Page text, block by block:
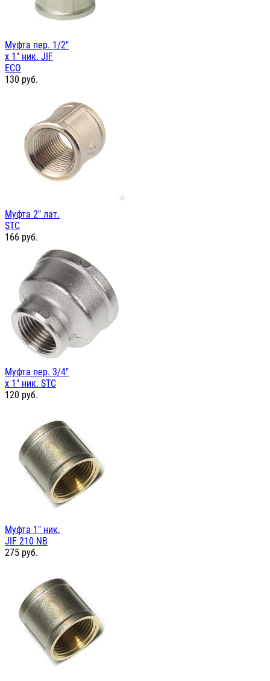
Муфта пер. 1/2"
х 1" ник. JIF
ЕСО
130 руб.
Муфта 2" лат.
STC
166 руб.
Муфта пер. 3/4"
х 1" ник. STC
120 руб.
Муфта 1" ник.
JIF 210 NB
275 руб.